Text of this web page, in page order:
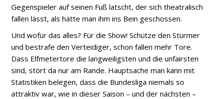
Gegenspieler auf seinen Fuß latscht, der sich theatralisch
fallen lässt, als hätte man ihm ins Bein geschossen.
Und wofür das alles? Für die Show! Schütze den Stürmer
und bestrafe den Verteidiger, schon fallen mehr Tore.
Dass Elfmetertore die langweiligsten und die unfairsten
sind, stört da nur am Rande. Hauptsache man kann mit
Statistiken belegen, dass die Bundesliga niemals so
attraktiv war, wie in dieser Saison – und der nächsten –